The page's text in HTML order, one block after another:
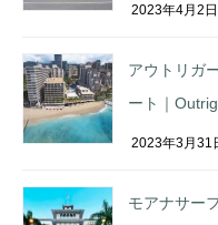
2023年4月2日
アウトリガ
ート｜
2023年3月31
モアナサー